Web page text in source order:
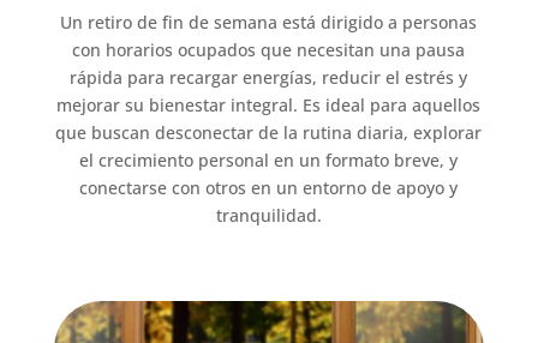
Un retiro de fin de semana está dirigido a personas
con horarios ocupados que necesitan una pausa
rápida para recargar energías, reducir el estrés y
mejorar su bienestar integral. Es ideal para aquellos
que buscan desconectar de la rutina diaria, explorar
el crecimiento personal en un formato breve, y
conectarse con otros en un entorno de apoyo y
tranquilidad.